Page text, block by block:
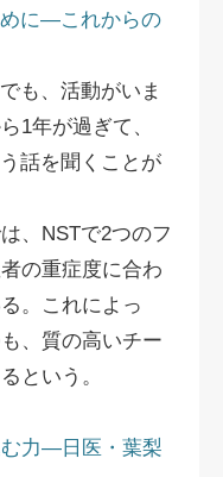
に―これからの
も、活動がいま
1年が過ぎて、
話を聞くことが
、NSTで2つのフ
の重症度に合わ
。これによっ
、質の高いチー
という。
力―日医・葉梨